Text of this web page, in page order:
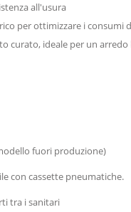
all'usura
per ottimizzare i consumi
curato, ideale per un
fuori produzione)
con cassette pneumatiche.
tra i sanitari